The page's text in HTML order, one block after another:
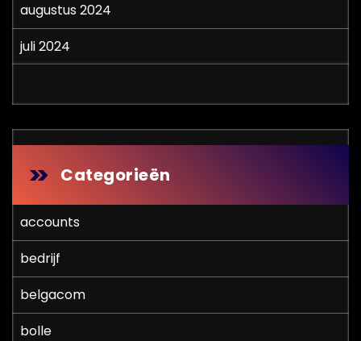
augustus 2024
juli 2024
Categorieën
accounts
bedrijf
belgacom
bolle